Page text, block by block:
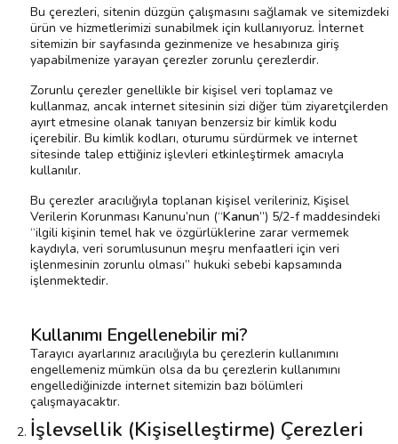
Bu çerezleri, sitenin düzgün çalışmasını sağlamak ve sitemizdeki
ürün ve hizmetlerimizi sunabilmek için kullanıyoruz. İnternet
sitemizin bir sayfasında gezinmenize ve hesabınıza giriş
yapabilmenize yarayan çerezler zorunlu çerezlerdir.
Zorunlu çerezler genellikle bir kişisel veri toplamaz ve
kullanmaz, ancak internet sitesinin sizi diğer tüm ziyaretçilerden
ayırt etmesine olanak tanıyan benzersiz bir kimlik kodu
içerebilir. Bu kimlik kodları, oturumu sürdürmek ve internet
sitesinde talep ettiğiniz işlevleri etkinleştirmek amacıyla
kullanılır.
Bu çerezler aracılığıyla toplanan kişisel verileriniz, Kişisel
Verilerin Korunması Kanunu’nun (“Kanun”) 5/2-f maddesindeki
“ilgili kişinin temel hak ve özgürlüklerine zarar vermemek
kaydıyla, veri sorumlusunun meşru menfaatleri için veri
işlenmesinin zorunlu olması” hukuki sebebi kapsamında
işlenmektedir.
Kullanımı Engellenebilir mi?
Tarayıcı ayarlarınız aracılığıyla bu çerezlerin kullanımını
engellemeniz mümkün olsa da bu çerezlerin kullanımını
engellediğinizde internet sitemizin bazı bölümleri
çalışmayacaktır.
İşlevsellik (Kişiselleştirme) Çerezleri